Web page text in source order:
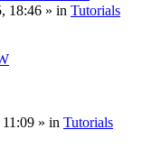
18:46 » in Tutorials
» in Tutorials